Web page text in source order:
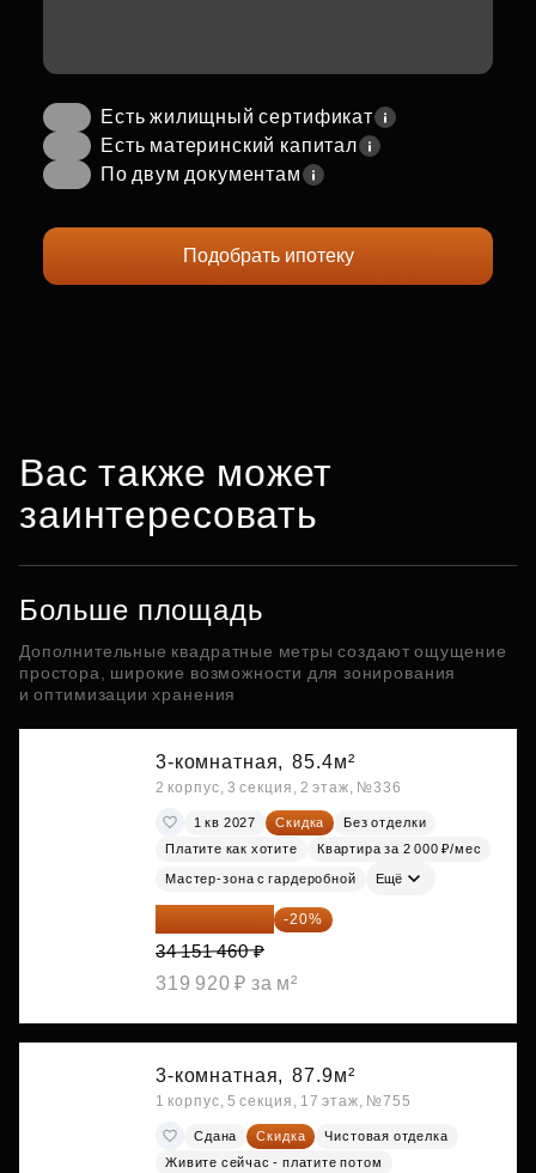
Есть жилищный сертификат
Есть материнский капитал
По двум документам
Подобрать ипотеку
Вас также может
заинтересовать
Больше площадь
Дополнительные квадратные метры создают ощущение
простора, широкие возможности для зонирования
и оптимизации хранения
3-комнатная, 85.4м²
2 корпус, 3 секция, 2 этаж, №336
1 кв 2027 Скидка
Без отделки
Платите как хотите
Квартира за 2 000 ₽/мес
Мастер-зона с гардеробной Ещё
27 321 168 ₽ -20%
34 151 460 ₽
319 920 ₽ за м²
3-комнатная, 87.9м²
1 корпус, 5 секция, 17 этаж, №755
Сдана Скидка
Чистовая отделка
Живите сейчас - платите потом